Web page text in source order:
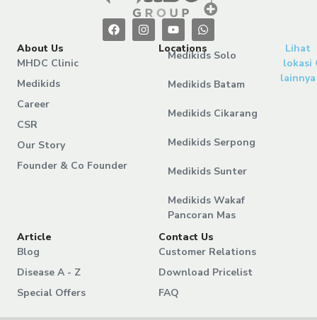
About Us
MHDC Clinic
Medikids
Career
CSR
Our Story
Founder & Co Founder
Locations
Medikids Solo
Medikids Batam
Medikids Cikarang
Medikids Serpong
Medikids Sunter
Medikids Wakaf
Pancoran Mas
Lihat
lokasi
lainnya
Article
Blog
Disease A - Z
Special Offers
Contact Us
Customer Relations
Download Pricelist
FAQ